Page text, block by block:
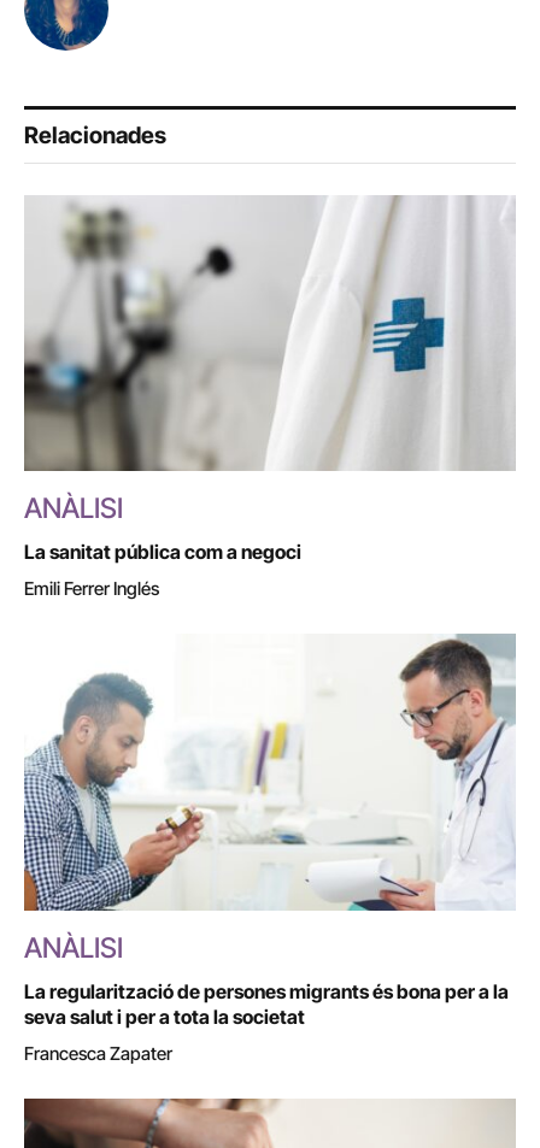
Relacionades
ANÀLISI
La sanitat pública com a negoci
Emili Ferrer Inglés
ANÀLISI
La regularització de persones migrants és bona per a la
seva salut i per a tota la societat
Francesca Zapater